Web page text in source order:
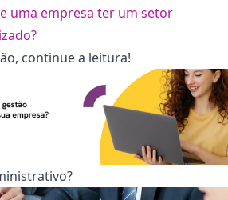
uma empresa ter um setor
continue a leitura!